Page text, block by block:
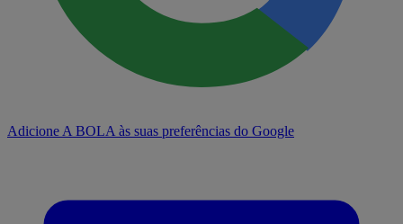
Adicione A BOLA às suas preferências do Google